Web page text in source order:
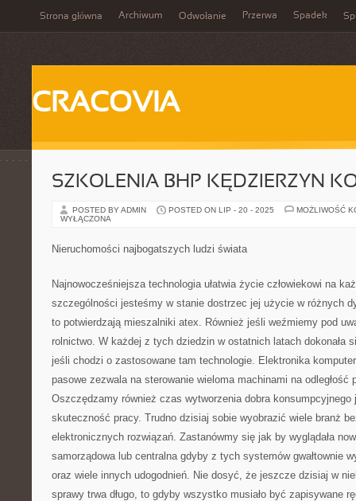
Strona główna Archiwum Odwołanie Przerwa Spadek
CRACOVIA
SZKOLENIA BHP KĘDZIERZYN
POSTED BY ADMIN POSTED ON LIP - 20 - 2025
MOŻLIWOŚĆ
WYŁĄCZONA
Nieruchomości najbogatszych ludzi świata
Najnowocześniejsza technologia ułatwia życie człowiekowi na
szczególności jesteśmy w stanie dostrzec jej użycie w różnych
to potwierdzają mieszalniki atex. Również jeśli weźmiemy pod
rolnictwo. W każdej z tych dziedzin w ostatnich latach dokonała
jeśli chodzi o zastosowane tam technologie. Elektronika
pasowe zezwala na sterowanie wieloma machinami na odległość
Oszczędzamy również czas wytworzenia dobra
skuteczność pracy. Trudno dzisiaj sobie wyobrazić wiele branż
elektronicznych rozwiązań. Zastanówmy się jak by wyglądała
samorządowa lub centralna gdyby z tych systemów gwałtownie
oraz wiele innych udogodnień. Nie dosyć, że jeszcze dzisiaj w
sprawy trwa długo, to gdyby wszystko musiało być zapisywane